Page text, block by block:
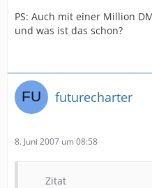
PS: Auch mit einer Million
und was ist das schon?
futurecharter
8. Juni 2007 um 08:58
Zitat